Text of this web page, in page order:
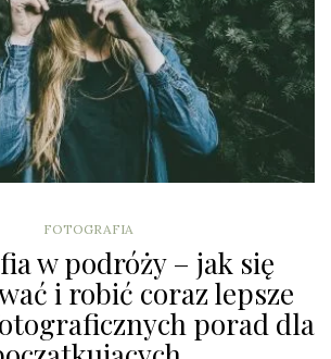
FOTOGRAFIA
w podróży – jak się
i robić coraz lepsze
porad dla